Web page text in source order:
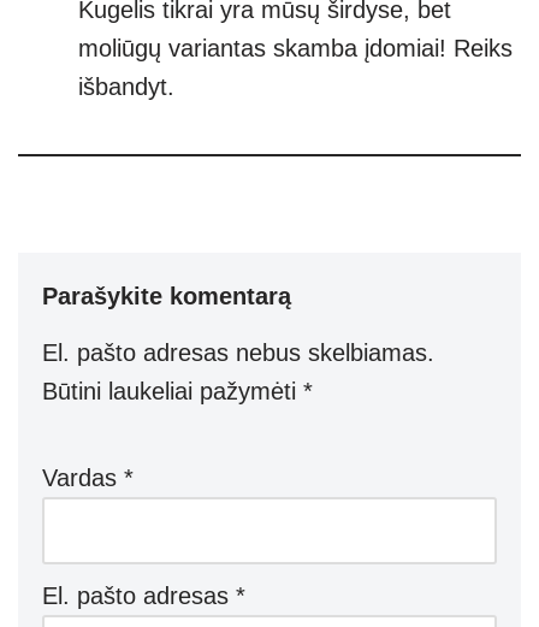
Kugelis tikrai yra mūsų širdyse, bet
moliūgų variantas skamba įdomiai! Reiks
išbandyt.
Parašykite komentarą
El. pašto adresas nebus skelbiamas.
Būtini laukeliai pažymėti *
Vardas *
El. pašto adresas *